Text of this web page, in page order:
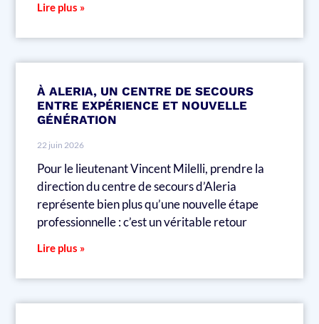
Lire plus »
À ALERIA, UN CENTRE DE SECOURS
ENTRE EXPÉRIENCE ET NOUVELLE
GÉNÉRATION
22 juin 2026
Pour le lieutenant Vincent Milelli, prendre la
direction du centre de secours d’Aleria
représente bien plus qu’une nouvelle étape
professionnelle : c’est un véritable retour
Lire plus »